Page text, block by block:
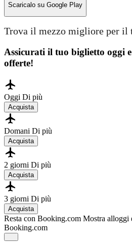
Scaricalo su Google Play
Trova il mezzo migliore per il
Assicurati il ​​tuo biglietto oggi
offerte!
Oggi Di più
Acquista
Domani Di più
Acquista
2 giorni Di più
Acquista
3 giorni Di più
Acquista
Resta con Booking.com Mostra alloggi
Booking.com